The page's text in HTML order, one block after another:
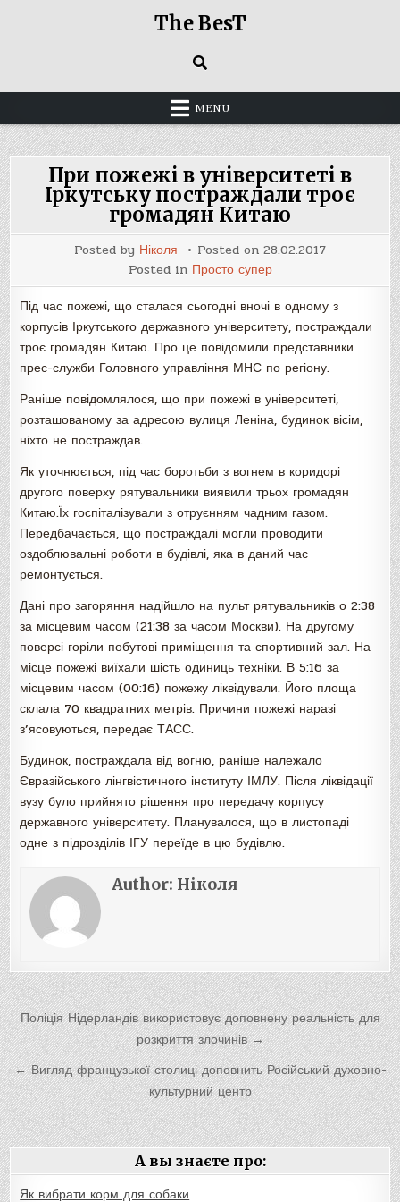
The BesT
MENU
При пожежі в університеті в
Іркутську постраждали троє
громадян Китаю
Posted by Ніколя Posted on 28.02.2017
Posted in Просто супер
Під час пожежі, що сталася сьогодні вночі в одному з
корпусів Іркутського державного університету, постраждали
троє громадян Китаю. Про це повідомили представники
прес-служби Головного управління МНС по регіону.
Раніше повідомлялося, що при пожежі в університеті,
розташованому за адресою вулиця Леніна, будинок вісім,
ніхто не постраждав.
Як уточнюється, під час боротьби з вогнем в коридорі
другого поверху рятувальники виявили трьох громадян
Китаю.Їх госпіталізували з отруєнням чадним газом.
Передбачається, що постраждалі могли проводити
оздоблювальні роботи в будівлі, яка в даний час
ремонтується.
Дані про загоряння надійшло на пульт рятувальників о 2:38
за місцевим часом (21:38 за часом Москви). На другому
поверсі горіли побутові приміщення та спортивний зал. На
місце пожежі виїхали шість одиниць техніки. В 5:16 за
місцевим часом (00:16) пожежу ліквідували. Його площа
склала 70 квадратних метрів. Причини пожежі наразі
з’ясовуються, передає ТАСС.
Будинок, постраждала від вогню, раніше належало
Євразійського лінгвістичного інституту ІМЛУ. Після ліквідації
вузу було прийнято рішення про передачу корпусу
державного університету. Планувалося, що в листопаді
одне з підрозділів ІГУ переїде в цю будівлю.
Author: Ніколя
Навигация
по
записям
Поліція Нідерландів використовує доповнену реальність для
розкриття злочинів →
← Вигляд французької столиці доповнить Російський духовно-
культурний центр
А вы знаєте про:
Як вибрати корм для собаки